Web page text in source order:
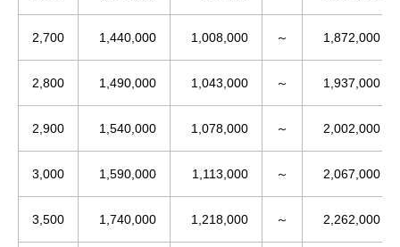
2,700 1,440,000 1,008,000 ～ 1,872,000
2,800 1,490,000 1,043,000 ～ 1,937,000
2,900 1,540,000 1,078,000 ～ 2,002,000
3,000 1,590,000 1,113,000 ～ 2,067,000
3,500 1,740,000 1,218,000 ～ 2,262,000